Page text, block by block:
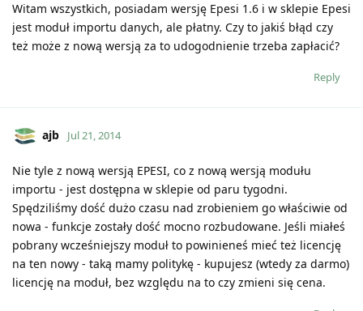
Witam wszystkich, posiadam wersję Epesi 1.6 i w sklepie Epesi
jest moduł importu danych, ale płatny. Czy to jakiś błąd czy
też może z nową wersją za to udogodnienie trzeba zapłacić?
Reply
ajb Jul 21, 2014
Nie tyle z nową wersją EPESI, co z nową wersją modułu
importu - jest dostępna w sklepie od paru tygodni.
Spędziliśmy dość dużo czasu nad zrobieniem go właściwie od
nowa - funkcje zostały dość mocno rozbudowane. Jeśli miałeś
pobrany wcześniejszy moduł to powinieneś mieć też licencję
na ten nowy - taką mamy politykę - kupujesz (wtedy za darmo)
licencję na moduł, bez względu na to czy zmieni się cena.